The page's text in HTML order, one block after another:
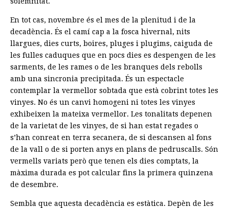
En tot cas, novembre és el mes de la plenitud i de la
decadència. És el camí cap a la fosca hivernal, nits
llargues, dies curts, boires, pluges i plugims, caiguda de
les fulles caduques que en pocs dies es despengen de les
sarments, de les rames o de les branques dels rebolls
amb una sincronia precipitada. És un espectacle
contemplar la vermellor sobtada que està cobrint totes les
vinyes. No és un canvi homogeni ni totes les vinyes
exhibeixen la mateixa vermellor. Les tonalitats depenen
de la varietat de les vinyes, de si han estat regades o
s’han conreat en terra secanera, de si descansen al fons
de la vall o de si porten anys en plans de pedruscalls. Són
vermells variats però que tenen els dies comptats, la
màxima durada es pot calcular fins la primera quinzena
de desembre.
Sembla que aquesta decadència es estàtica. Depèn de les